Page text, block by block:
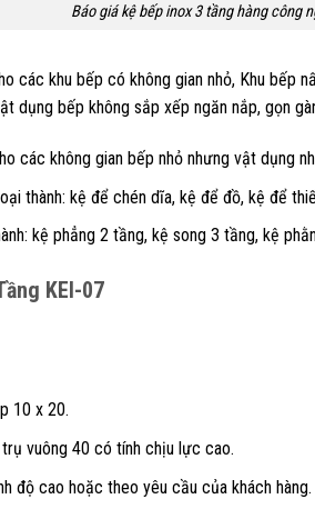
Báo giá kệ bếp inox 3 tầng hàng công
các khu bếp có không gian nhỏ, Khu bếp
dụng bếp không sắp xếp ngăn nắp, gọn
các không gian bếp nhỏ nhưng vật dụng
thành: kệ để chén dĩa, kệ để đồ, kệ để
kệ phẳng 2 tầng, kệ song 3 tầng, kệ
KEI-07
10 x 20.
vuông 40 có tính chịu lực cao.
độ cao hoặc theo yêu cầu của khách hàng.